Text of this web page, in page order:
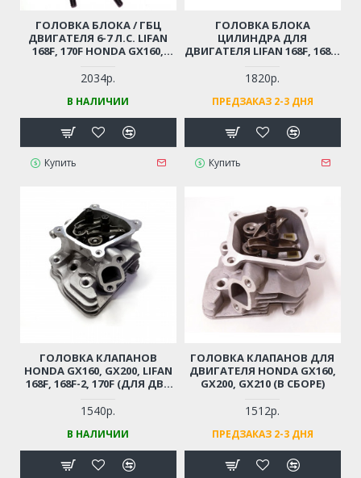
ГОЛОВКА БЛОКА / ГБЦ
ДВИГАТЕЛЯ 6-7 Л.С. LIFAN
168F, 170F HONDA GX160,
ГЕНЕРАТОРА / МОТОБЛОКА,
ВИБРОПЛИТЫ,
СНЕГОУБОРЩИКА
2034р.
В НАЛИЧИИ
Купить
ГОЛОВКА БЛОКА
ЦИЛИНДРА ДЛЯ
ДВИГАТЕЛЯ LIFAN 168F, 168F-
1820р.
ПРЕДЗАКАЗ 2-3 ДНЯ
Купить
ГОЛОВКА КЛАПАНОВ
HONDA GX160, GX200, LIFAN
168F, 168F-2, 170F (ДЛЯ ДВС
СНЕГОУБОРЩИКА /
ГЕНЕРАТОРА, ВИБРОПЛИТЫ,
МОТОПОМПЫ
МОЩНОСТЬЮ 5-7 Л.С.)
1540р.
В НАЛИЧИИ
ГОЛОВКА КЛАПАНОВ ДЛЯ
ДВИГАТЕЛЯ HONDA GX160,
GX200, GX210 (В СБОРЕ)
1512р.
ПРЕДЗАКАЗ 2-3 ДНЯ